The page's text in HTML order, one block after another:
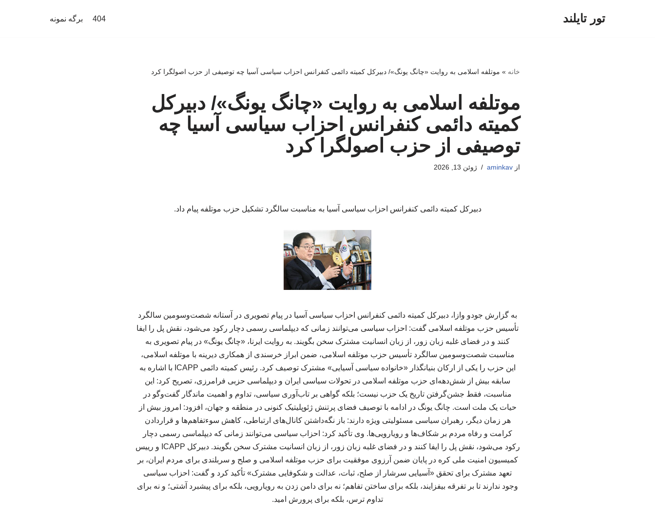
تور تایلند 404 برگه نمونه
خانه » موتلفه اسلامی به روایت «چانگ یونگ»/ دبیرکل کمیته دائمی کنفرانس احزاب سیاسی آسیا چه توصیفی از حزب اصولگرا کرد
موتلفه اسلامی به روایت «چانگ یونگ»/ دبیرکل
کمیته دائمی کنفرانس احزاب سیاسی آسیا چه
توصیفی از حزب اصولگرا کرد
ازaminkav ژوئن 13, 2026
دبیرکل کمیته دائمی کنفرانس احزاب سیاسی آسیا به مناسبت سالگرد تشکیل حزب موتلفه پیام داد.
به گزارش جودو وازا، دبیرکل کمیته دائمی کنفرانس احزاب سیاسی آسیا در پیام تصویری در آستانه شصت‌وسومین سالگرد
تأسیس حزب موتلفه اسلامی گفت: احزاب سیاسی می‌توانند زمانی که دیپلماسی رسمی دچار رکود می‌شود، نقش پل را ایفا
کنند و در فضای غلبه زبان زور، از زبان انسانیت مشترک سخن بگویند. به روایت ایرنا، «چانگ یونگ» در پیام تصویری به
مناسبت شصت‌وسومین سالگرد تأسیس حزب موتلفه اسلامی، ضمن ابراز خرسندی از همکاری دیرینه با موتلفه اسلامی،
این حزب را یکی از ارکان بنیانگذار «خانواده سیاسی آسیایی» مشترک توصیف کرد. رئیس کمیته دائمی ICAPP با اشاره به
سابقه بیش از شش‌دهه‌ای حزب موتلفه اسلامی در تحولات سیاسی ایران و دیپلماسی حزبی فرامرزی، تصریح کرد: این
مناسبت، فقط جشن‌گرفتن تاریخ یک حزب نیست؛ بلکه گواهی بر تاب‌آوری سیاسی، تداوم و اهمیت ماندگار گفت‌وگو در
حیات یک ملت است. چانگ یونگ در ادامه با توصیف فضای پرتنش ژئوپلیتیک کنونی در منطقه و جهان، افزود: امروز بیش از
هر زمان دیگر، رهبران سیاسی مسئولیتی ویژه دارند: باز نگه‌داشتن کانال‌های ارتباطی، کاهش سوءتفاهم‌ها و قراردادن
کرامت و رفاه مردم بر شکاف‌ها و رویارویی‌ها. وی تأکید کرد: احزاب سیاسی می‌توانند زمانی که دیپلماسی رسمی دچار
رکود می‌شود، نقش پل را ایفا کنند و در فضای غلبه زبان زور، از زبان انسانیت مشترک سخن بگویند. دبیرکل ICAPP و رییس
کمیسیون امنیت ملی کره در پایان ضمن آرزوی موفقیت برای حزب موتلفه اسلامی و صلح و سربلندی برای مردم ایران، بر
تعهد مشترک برای تحقق «آسیایی سرشار از صلح، ثبات، عدالت و شکوفایی مشترک» تأکید کرد و گفت: احزاب سیاسی
وجود ندارند تا بر تفرقه بیفزایند، بلکه برای ساختن تفاهم؛ نه برای دامن زدن به رویارویی، بلکه برای پیشبرد آشتی؛ و نه برای
تداوم ترس، بلکه برای پرورش امید.